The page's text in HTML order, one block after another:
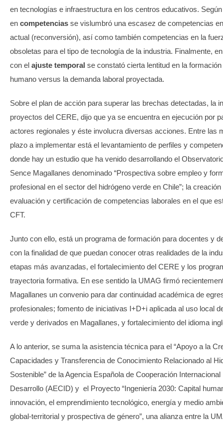
en tecnologías e infraestructura en los centros educativos.
en competencias se vislumbró una escasez de competencias
actual (reconversión), así como también competencias en la
obsoletas para el tipo de tecnología de la industria. Finalmente,
con el ajuste temporal se constató cierta lentitud en la
humano versus la demanda laboral proyectada.
Sobre el plan de acción para superar las brechas detectadas, la
proyectos del CERE, dijo que ya se encuentra en ejecución por
actores regionales y éste involucra diversas acciones. Entre las
plazo a implementar está el levantamiento de perfiles y
donde hay un estudio que ha venido desarrollando el
Sence Magallanes denominado “Prospectiva sobre empleo y
profesional en el sector del hidrógeno verde en Chile”; la
evaluación y certificación de competencias laborales en el que
CFT.
Junto con ello, está un programa de formación para docentes y
con la finalidad de que puedan conocer otras realidades de la
etapas más avanzadas, el fortalecimiento del CERE y los
trayectoria formativa. En ese sentido la UMAG firmó
Magallanes un convenio para dar continuidad académica de
profesionales; fomento de iniciativas I+D+i aplicada al uso local
verde y derivados en Magallanes, y fortalecimiento del idioma
A lo anterior, se suma la asistencia técnica para el “Apoyo a la
Capacidades y Transferencia de Conocimiento Relacionado al
Sostenible” de la Agencia Española de Cooperación Internacional
Desarrollo (AECID) y el Proyecto “Ingeniería 2030: Capital
innovación, el emprendimiento tecnológico, energía y medio
global-territorial y prospectiva de género”, una alianza entre la